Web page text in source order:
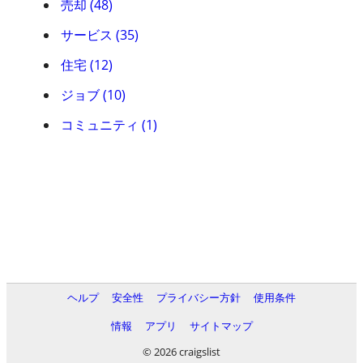
売却 (48)
サービス (35)
住宅 (12)
ジョブ (10)
コミュニティ (1)
ヘルプ 安全性 プライバシー方針
使用条件
情報
アプリ
サイトマップ
© 2026 craigslist